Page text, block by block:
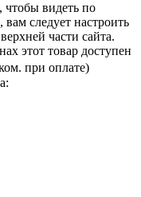
чтобы видеть по
следует настроить
части сайта.
этот товар доступен
при оплате)